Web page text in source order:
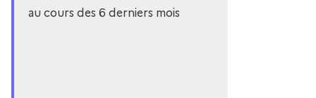
au cours des 6 derniers mois